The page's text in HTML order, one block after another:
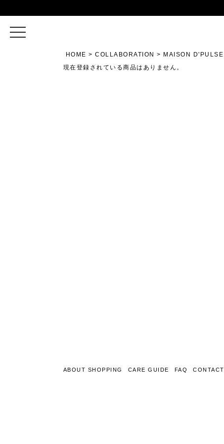
toggle
HOME COLLABORATION
MAISON D'PULSE
現在登録されている商品はありません。
ABOUT SHOPPING CARE GUIDE FAQ CONTACT